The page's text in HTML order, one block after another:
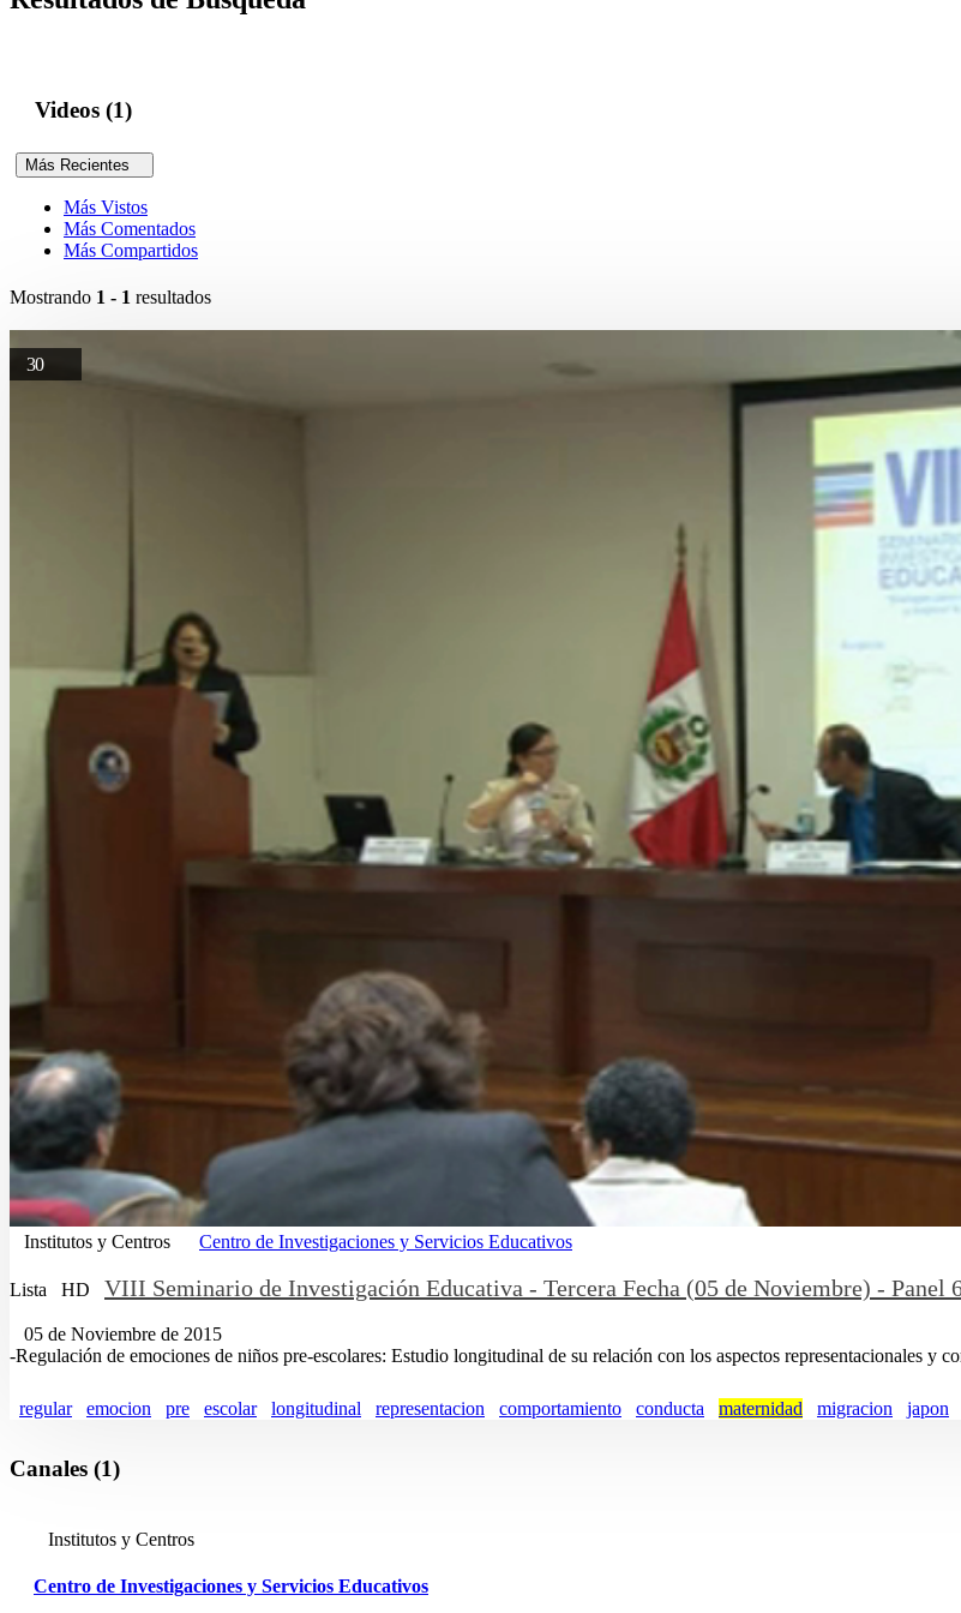
Videos (1)
Más Recientes
Más Vistos
Más Comentados
Más Compartidos
Mostrando 1 - 1 resultados
30
Institutos y Centros Centro de Investigaciones y Servicios Educativos
Lista HD VIII Seminario de Investigación Educativa - Tercera Fecha (05 de Noviembre) - Panel
05 de Noviembre de 2015
-Regulación de emociones de niños pre-escolares: Estudio longitudinal de su relación con los aspectos representacionales y
regular emocion pre escolar longitudinal representacion comportamiento conducta maternidad migracion japon
Canales (1)
Institutos y Centros
Centro de Investigaciones y Servicios Educativos